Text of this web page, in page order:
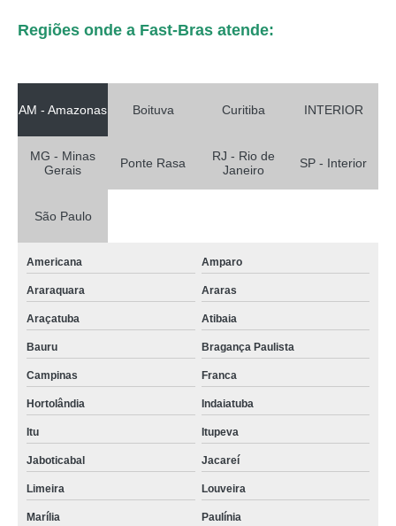
Regiões onde a Fast-Bras atende:
AM - Amazonas Boituva Curitiba INTERIOR
MG - Minas
Gerais
Ponte Rasa
RJ - Rio de
Janeiro
SP - Interior
São Paulo
Americana Amparo
Araraquara Araras
Araçatuba Atibaia
Bauru Bragança Paulista
Campinas Franca
Hortolândia Indaiatuba
Itu Itupeva
Jaboticabal Jacareí
Limeira Louveira
Marília Paulínia